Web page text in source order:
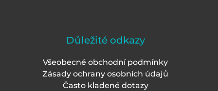
Důležité odkazy
Všeobecné obchodní podmínky
Zásady ochrany osobních údajů
Často kladené dotazy